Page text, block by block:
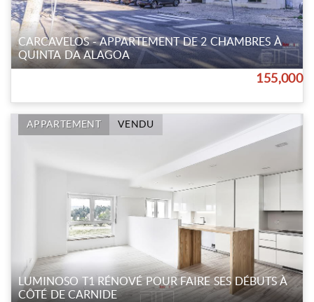
CARCAVELOS - APPARTEMENT DE 2 CHAMBRES À
QUINTA DA ALAGOA
155,000
APPARTEMENT VENDU
LUMINOSO T1 RÉNOVÉ POUR FAIRE SES DÉBUTS À
CÔTÉ DE CARNIDE